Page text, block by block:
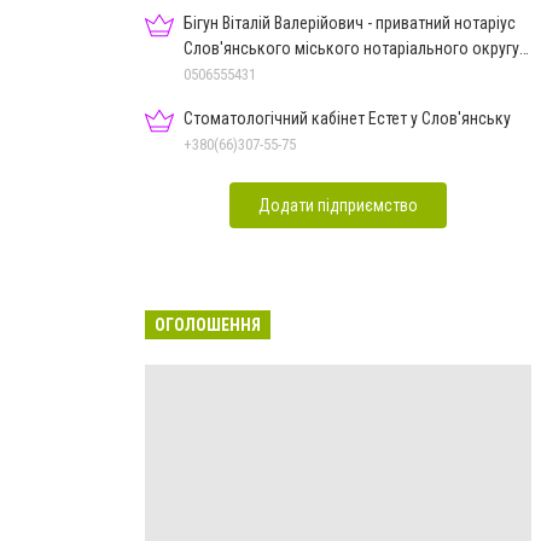
Бігун Віталій Валерійович - приватний нотаріус
Слов'янського міського нотаріального округу
Дон.обл.
0506555431
Стоматологічний кабінет Естет у Слов'янську
+380(66)307-55-75
Додати підприємство
ОГОЛОШЕННЯ